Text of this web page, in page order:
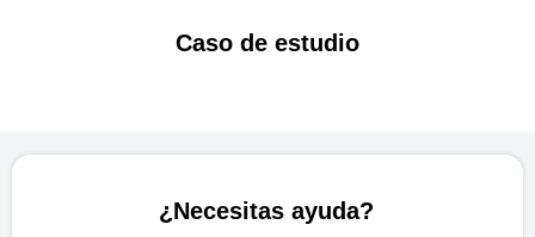
Caso de estudio
¿Necesitas ayuda?